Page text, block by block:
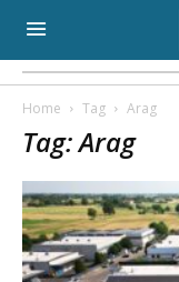
Home Tag Arag
Tag: Arag